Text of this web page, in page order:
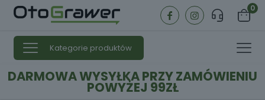
0
Kategorie produktów
DARMOWA WYSYŁKA PRZY ZAMÓWIENIU
POWYŻEJ 99ZŁ